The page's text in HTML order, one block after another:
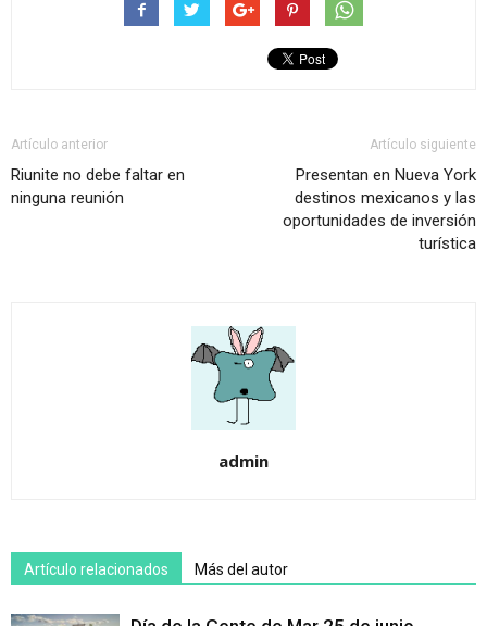
Artículo anterior
Riunite no debe faltar en
ninguna reunión
Artículo siguiente
Presentan en Nueva York
destinos mexicanos y las
oportunidades de inversión
turística
admin
Artículo relacionados Más del autor